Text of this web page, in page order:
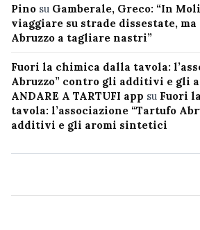
Pino su Gamberale, Greco: “In
viaggiare su strade dissestate,
Abruzzo a tagliare nastri”
Fuori la chimica dalla tavola:
Abruzzo” contro gli additivi e gli
ANDARE A TARTUFI app su Fuori
tavola: l’associazione “Tartufo
additivi e gli aromi sintetici